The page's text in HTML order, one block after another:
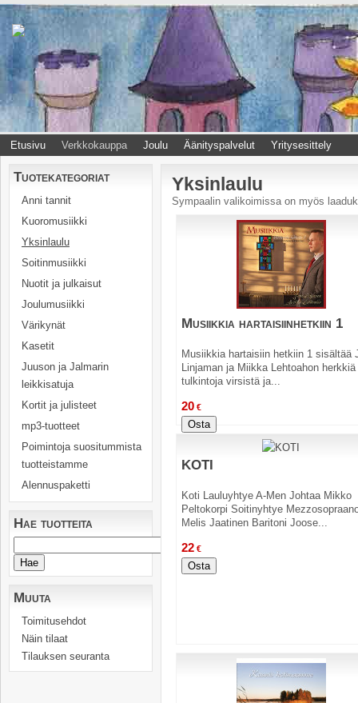
Etusivu Verkkokauppa Joulu Äänityspalvelut Yritysesittely
Tuotekategoriat
Anni tannit
Kuoromusiikki
Yksinlaulu
Soitinmusiikki
Nuotit ja julkaisut
Joulumusiikki
Värikynät
Kasetit
Juuson ja Jalmarin
leikkisatuja
Kortit ja julisteet
mp3-tuotteet
Poimintoja suositummista
tuotteistamme
Alennuspaketti
Hae tuotteita
Muuta
Toimitusehdot
Näin tilaat
Tilauksen seuranta
Yksinlaulu
Sympaalin valikoimissa on myös
Musiikkia hartaisiinhetkiin 1
Musiikkia hartaisiin hetkiin 1 sisältää
Linjaman ja Miikka Lehtoahon herkkiä
tulkintoja virsistä ja...
20€
Osta
KOTI
Koti Lauluyhtye A-Men Johtaa Mikko
Peltokorpi Soitinyhtye
Melis Jaatinen Baritoni Joose...
22€
Osta